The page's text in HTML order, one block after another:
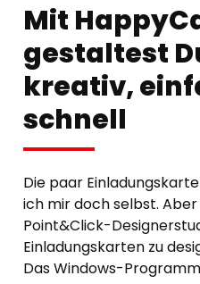
Mit
gestaltest
kreativ,
schnell
Die paar
ich mir doch selbst.
Point&Click-
Einladungskarten zu
Das Windows-